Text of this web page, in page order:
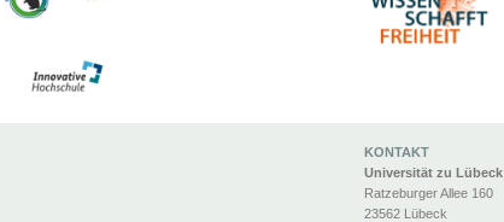
KONTAKT
Universität zu Lübeck
Ratzeburger Allee 160
23562 Lübeck